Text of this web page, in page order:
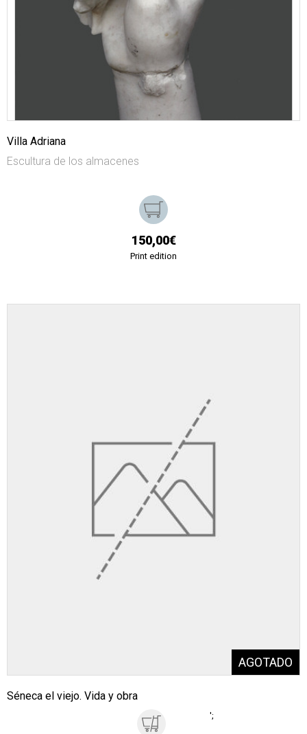
Villa Adriana
Escultura de los almacenes
150,00€
Print edition
Séneca el viejo. Vida y obra
';